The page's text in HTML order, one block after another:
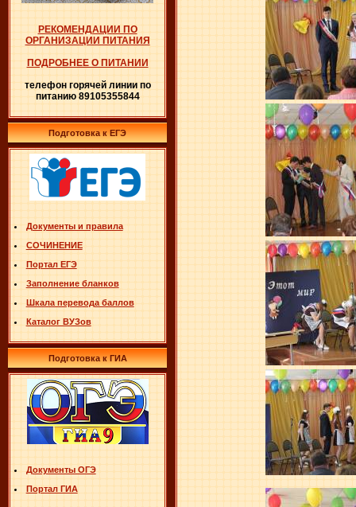
РЕКОМЕНДАЦИИ ПО
ОРГАНИЗАЦИИ ПИТАНИЯ
ПОДРОБНЕЕ О ПИТАНИИ
телефон горячей линии по
питанию 89105355844
Подготовка к ЕГЭ
Документы и правила
СОЧИНЕНИЕ
Портал ЕГЭ
Заполнение бланков
Шкала перевода баллов
Каталог ВУЗов
Подготовка к ГИА
Документы ОГЭ
Портал ГИА